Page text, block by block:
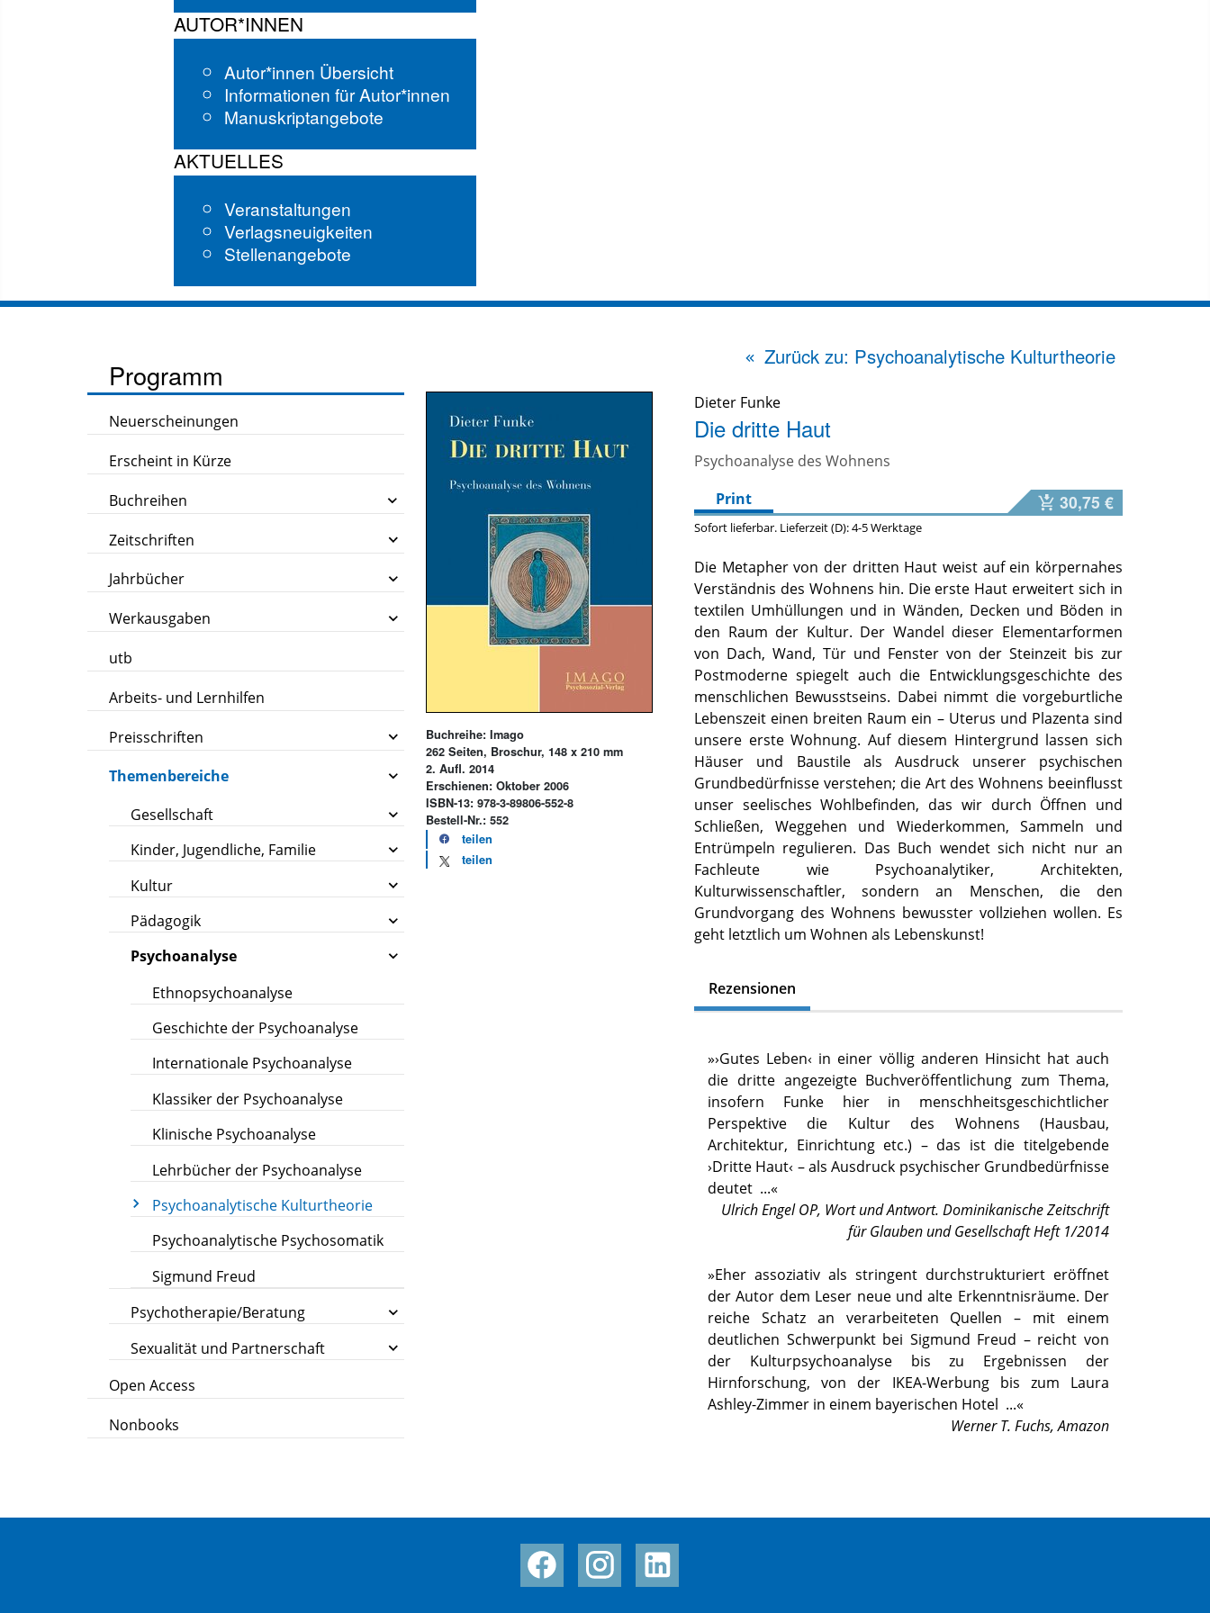
AUTOR*INNEN
Autor*innen Übersicht
Informationen für Autor*innen
Manuskriptangebote
AKTUELLES
Veranstaltungen
Verlagsneuigkeiten
Stellenangebote
Programm
Neuerscheinungen
Erscheint in Kürze
Buchreihen
Zeitschriften
Jahrbücher
Werkausgaben
utb
Arbeits- und Lernhilfen
Preisschriften
Themenbereiche
Gesellschaft
Kinder, Jugendliche, Familie
Kultur
Pädagogik
Psychoanalyse
Ethnopsychoanalyse
Geschichte der Psychoanalyse
Internationale Psychoanalyse
Klassiker der Psychoanalyse
Klinische Psychoanalyse
Lehrbücher der Psychoanalyse
Psychoanalytische Kulturtheorie
Psychoanalytische Psychosomatik
Sigmund Freud
Psychotherapie/Beratung
Sexualität und Partnerschaft
Open Access
Nonbooks
Zurück zu: Psychoanalytische Kulturtheorie
Buchreihe: Imago
262 Seiten, Broschur, 148 x 210 mm
2. Aufl. 2014
Erschienen: Oktober 2006
ISBN-13: 978-3-89806-552-8
Bestell-Nr.: 552
teilen
teilen
Dieter Funke
Die dritte Haut
Psychoanalyse des Wohnens
Print
30,75 €
Sofort lieferbar. Lieferzeit (D): 4-5 Werktage
Die Metapher von der dritten Haut weist auf ein körpernahes
Verständnis des Wohnens hin. Die erste Haut erweitert sich in
textilen Umhüllungen und in Wänden, Decken und Böden in
den Raum der Kultur. Der Wandel dieser Elementarformen
von Dach, Wand, Tür und Fenster von der Steinzeit bis zur
Postmoderne spiegelt auch die Entwicklungsgeschichte des
menschlichen Bewusstseins. Dabei nimmt die vorgeburtliche
Lebenszeit einen breiten Raum ein – Uterus und Plazenta sind
unsere erste Wohnung. Auf diesem Hintergrund lassen sich
Häuser und Baustile als Ausdruck unserer psychischen
Grundbedürfnisse verstehen; die Art des Wohnens beeinflusst
unser seelisches Wohlbefinden, das wir durch Öffnen und
Schließen, Weggehen und Wiederkommen, Sammeln und
Entrümpeln regulieren. Das Buch wendet sich nicht nur an
Fachleute wie Psychoanalytiker, Architekten,
Kulturwissenschaftler, sondern an Menschen, die den
Grundvorgang des Wohnens bewusster vollziehen wollen. Es
geht letztlich um Wohnen als Lebenskunst!
Rezensionen
»›Gutes Leben‹ in einer völlig anderen Hinsicht hat auch
die dritte angezeigte Buchveröffentlichung zum Thema,
insofern Funke hier in menschheitsgeschichtlicher
Perspektive die Kultur des Wohnens (Hausbau,
Architektur, Einrichtung etc.) – das ist die titelgebende
›Dritte Haut‹ – als Ausdruck psychischer Grundbedürfnisse
deutet ...«
Ulrich Engel OP, Wort und Antwort. Dominikanische Zeitschrift
für Glauben und Gesellschaft Heft 1/2014
»Eher assoziativ als stringent durchstrukturiert eröffnet
der Autor dem Leser neue und alte Erkenntnisräume. Der
reiche Schatz an verarbeiteten Quellen – mit einem
deutlichen Schwerpunkt bei Sigmund Freud – reicht von
der Kulturpsychoanalyse bis zu Ergebnissen der
Hirnforschung, von der IKEA-Werbung bis zum Laura
Ashley-Zimmer in einem bayerischen Hotel ...«
Werner T. Fuchs,Amazon